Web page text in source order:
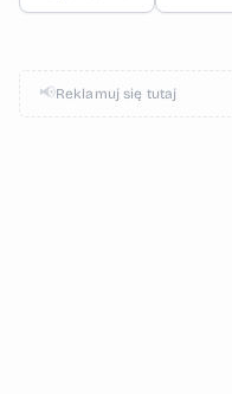
📢Reklamuj się tutaj